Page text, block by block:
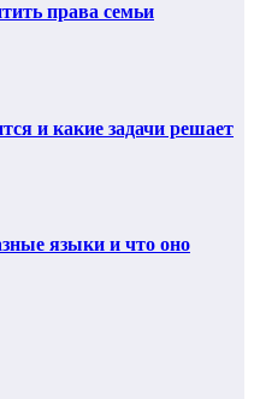
права семьи
и какие задачи решает
языки и что оно